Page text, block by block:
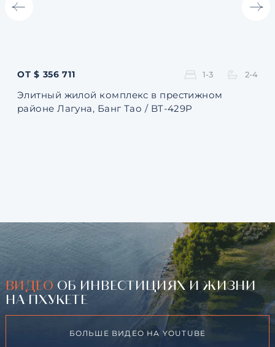
ОТ $ 356 711 1-3 2-4
Элитный жилой комплекс в престижном
районе Лагуна, Банг Тао / BT-429P
ВИДЕО ОБ ИНВЕСТИЦИЯХ И ЖИЗНИ
НА ПХУКЕТЕ
БОЛЬШЕ ВИДЕО НА YOUTUBE